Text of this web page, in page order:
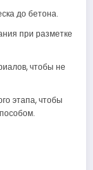
до бетона.
при разметке
чтобы не
этапа, чтобы